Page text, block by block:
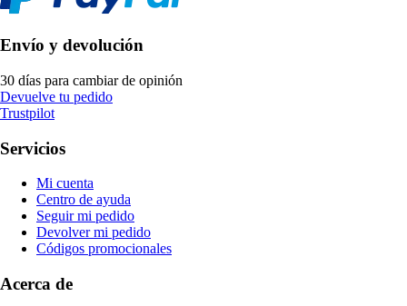
Envío y devolución
30 días para cambiar de opinión
Devuelve tu pedido
Trustpilot
Servicios
Mi cuenta
Centro de ayuda
Seguir mi pedido
Devolver mi pedido
Códigos promocionales
Acerca de